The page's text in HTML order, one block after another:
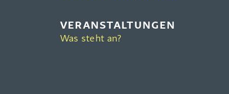
VERANSTALTUNGEN
Was steht an?